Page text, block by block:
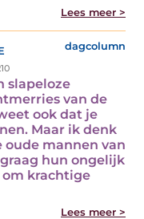
Lees meer >
dagcolumn
slapeloze
van de
ook dat je
Maar ik denk
mannen van
hun ongelijk
om krachtige
Lees meer >